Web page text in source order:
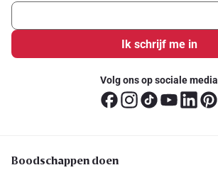
Ik schrijf me in
Volg ons op sociale media
Boodschappen doen